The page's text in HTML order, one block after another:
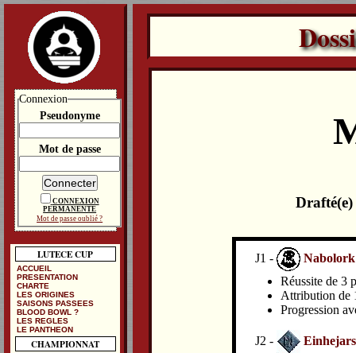
J1 -
Nabolork
Réussite de 3
Attribution de
Progression
J2 -
Connexion
Pseudonyme
Mot de passe
CONNEXION
PERMANENTE
Mot de passe oublié ?
LUTECE CUP
ACCUEIL
PRESENTATION
CHARTE
LES ORIGINES
SAISONS PASSEES
BLOOD BOWL ?
LES REGLES
LE PANTHEON
CHAMPIONNAT